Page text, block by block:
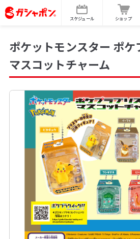
スケジュール ショップ
ポケットモンスター ポ
マスコットチャーム